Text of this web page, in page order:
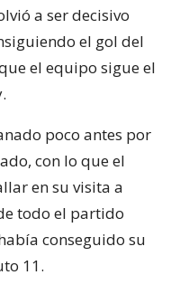
a ser decisivo
el gol del
el equipo sigue el
poco antes por
con lo que el
en su visita a
todo el partido
conseguido su
11.